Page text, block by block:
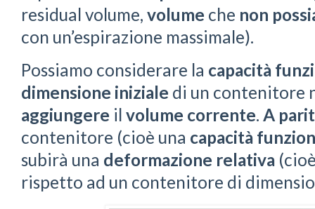
residual volume, volume che non
con un’espirazione massimale).
Possiamo considerare la capacità
dimensione iniziale di un contenitore
aggiungere il volume corrente. A
contenitore (cioè una capacità
subirà una deformazione relativa
rispetto ad un contenitore di